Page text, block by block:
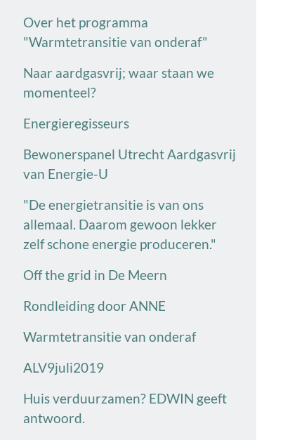
Over het programma
"Warmtetransitie van onderaf"
Naar aardgasvrij; waar staan we
momenteel?
Energieregisseurs
Bewonerspanel Utrecht Aardgasvrij
van Energie-U
"De energietransitie is van ons
allemaal. Daarom gewoon lekker
zelf schone energie produceren."
Off the grid in De Meern
Rondleiding door ANNE
Warmtetransitie van onderaf
ALV9juli2019
Huis verduurzamen? EDWIN geeft
antwoord.